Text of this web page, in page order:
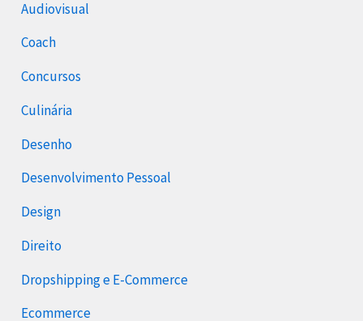
Audiovisual
Coach
Concursos
Culinária
Desenho
Desenvolvimento Pessoal
Design
Direito
Dropshipping e E-Commerce
Ecommerce